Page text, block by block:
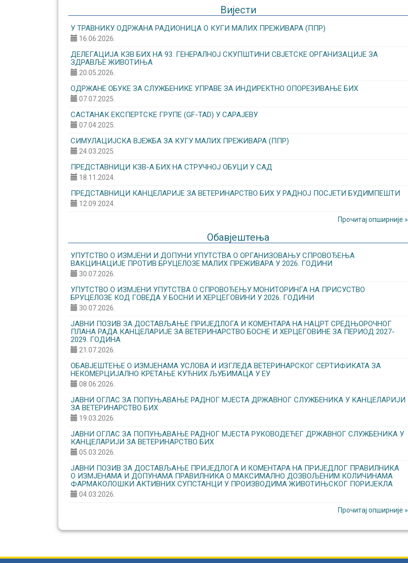
Вијести
У ТРАВНИКУ ОДРЖАНА РАДИОНИЦА О КУГИ МАЛИХ ПРЕЖИВАРА (ППР)
16.06.2026.
ДЕЛЕГАЦИЈА КЗВ БИХ НА 93. ГЕНЕРАЛНОЈ СКУПШТИНИ СВЈЕТСКЕ ОРГАНИЗАЦИЈЕ ЗА
ЗДРАВЉЕ ЖИВОТИЊА
20.05.2026.
ОДРЖАНЕ ОБУКЕ ЗА СЛУЖБЕНИКЕ УПРАВЕ ЗА ИНДИРЕКТНО ОПОРЕЗИВАЊЕ БИХ
07.07.2025.
САСТАНАК ЕКСПЕРТСКЕ ГРУПЕ (GF-TAD) У САРАЈЕВУ
07.04.2025.
СИМУЛАЦИЈСКА ВЈЕЖБА ЗА КУГУ МАЛИХ ПРЕЖИВАРА (ППР)
24.03.2025.
ПРЕДСТАВНИЦИ КЗВ-А БИХ НА СТРУЧНОЈ ОБУЦИ У САД
18.11.2024.
ПРЕДСТАВНИЦИ КАНЦЕЛАРИЈЕ ЗА ВЕТЕРИНАРСТВО БИХ У РАДНОЈ ПОСЈЕТИ БУДИМПЕШТИ
12.09.2024.
Прочитај опширније »
Обавјештења
УПУТСТВО О ИЗМЈЕНИ И ДОПУНИ УПУТСТВА О ОРГАНИЗОВАЊУ CПРОВОЂЕЊА
ВАКЦИНАЦИЈЕ ПРОТИВ БРУЦЕЛОЗЕ МАЛИХ ПРЕЖИВАРА У 2026. ГОДИНИ
30.07.2026.
УПУТСТВО О ИЗМЈЕНИ УПУТСТВА О СПРОВОЂЕЊУ МОНИТОРИНГА НА ПРИСУСТВО
БРУЦЕЛОЗЕ КОД ГОВЕДА У БОСНИ И ХЕРЦЕГОВИНИ У 2026. ГОДИНИ
30.07.2026.
ЈАВНИ ПОЗИВ ЗА ДОСТАВЉАЊЕ ПРИЈЕДЛОГА И КОМЕНТАРА НА НАЦРТ СРЕДЊОРОЧНОГ
ПЛАНА РАДА КАНЦЕЛАРИЈЕ ЗА ВЕТЕРИНАРСТВО БОСНЕ И ХЕРЦЕГОВИНЕ ЗА ПЕРИОД 2027-
2029. ГОДИНА
21.07.2026.
ОБАВЈЕШТЕЊЕ О ИЗМЈЕНАМА УСЛОВА И ИЗГЛЕДА ВЕТЕРИНАРСКОГ СЕРТИФИКАТА ЗА
НЕКОМЕРЦИЈАЛНО КРЕТАЊЕ КУЋНИХ ЉУБИМАЦА У ЕУ
08.06.2026.
ЈАВНИ ОГЛАС ЗА ПОПУЊАВАЊЕ РАДНОГ МЈЕСТА ДРЖАВНОГ СЛУЖБЕНИКА У КАНЦЕЛАРИЈИ
ЗА ВЕТЕРИНАРСТВО БИХ
19.03.2026.
ЈАВНИ ОГЛАС ЗА ПОПУЊАВАЊЕ РАДНОГ МЈЕСТА РУКОВОДЕЋЕГ ДРЖАВНОГ СЛУЖБЕНИКА У
КАНЦЕЛАРИЈИ ЗА ВЕТЕРИНАРСТВО БИХ
05.03.2026.
ЈАВНИ ПОЗИВ ЗА ДОСТАВЉАЊЕ ПРИЈЕДЛОГА И КОМЕНТАРА НА ПРИЈЕДЛОГ ПРАВИЛНИКА
О ИЗМЈЕНАМА И ДОПУНАМА ПРАВИЛНИКА О МАКСИМАЛНО ДОЗВОЉЕНИМ КОЛИЧИНАМА
ФАРМАКОЛОШКИ АКТИВНИХ СУПСТАНЦИ У ПРОИЗВОДИМА ЖИВОТИЊСКОГ ПОРИЈЕКЛА
04.03.2026.
Прочитај опширније »